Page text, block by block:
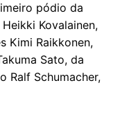
pódio da
Kovalainen,
Kimi Raikkonen,
Sato, da
Ralf Schumacher,